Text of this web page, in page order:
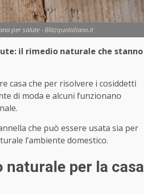
per salute - Blitzquotidiano.it
il rimedio naturale che stanno
casa che per risolvere i cosiddetti
di moda e alcuni funzionano
che può essere usata sia per
l’ambiente domestico.
per la casa